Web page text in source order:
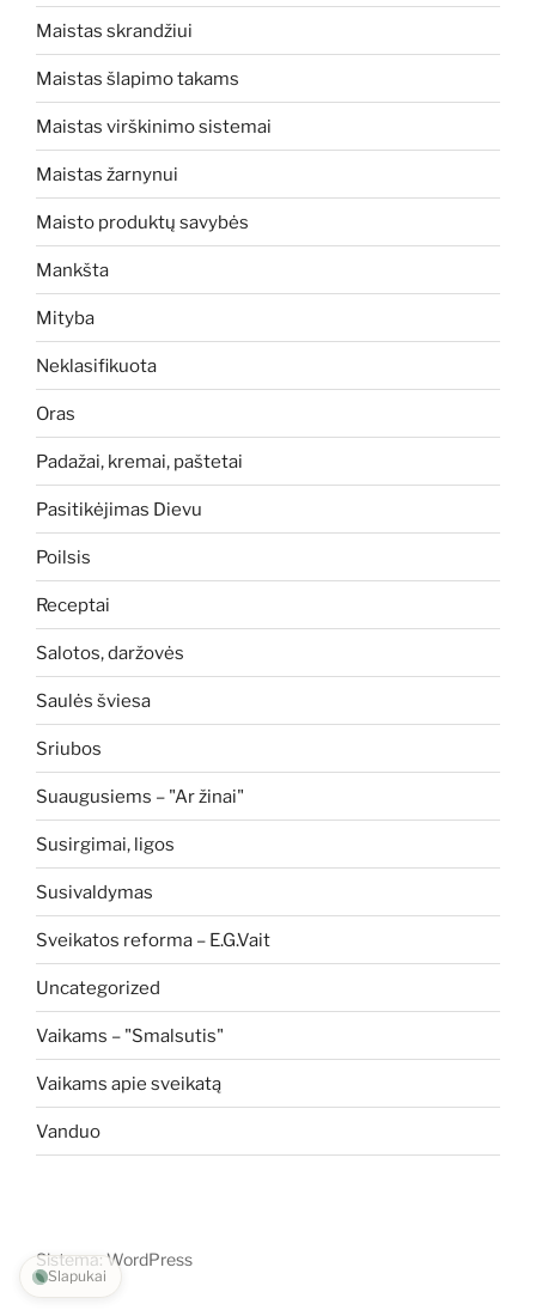
Maistas skrandžiui
Maistas šlapimo takams
Maistas virškinimo sistemai
Maistas žarnynui
Maisto produktų savybės
Mankšta
Mityba
Neklasifikuota
Oras
Padažai, kremai, paštetai
Pasitikėjimas Dievu
Poilsis
Receptai
Salotos, daržovės
Saulės šviesa
Sriubos
Suaugusiems – "Ar žinai"
Susirgimai, ligos
Susivaldymas
Sveikatos reforma – E.G.Vait
Uncategorized
Vaikams – "Smalsutis"
Vaikams apie sveikatą
Vanduo
Sistema: WordPress
Slapukai